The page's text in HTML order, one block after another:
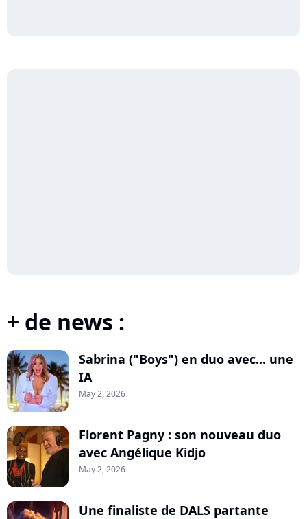
+ de news :
Sabrina ("Boys") en duo avec... une
IA
May 2, 2026
Florent Pagny : son nouveau duo
avec Angélique Kidjo
May 2, 2026
Une finaliste de DALS partante